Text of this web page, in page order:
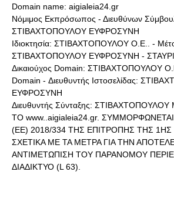
Domain name: aigialeia24.gr
Νόμιμος Εκπρόσωπος - Διευθύνων
ΣΤΙΒΑΧΤΟΠΟΥΛΟΥ ΕΥΦΡΟΣΥΝΗ
Ιδιοκτησία: ΣΤΙΒΑΧΤΟΠΟΥΛΟΥ Ο.Ε.. -
ΣΤΙΒΑΧΤΟΠΟΥΛΟΥ ΕΥΦΡΟΣΥΝΗ -
Δικαιούχος Domain: ΣΤΙΒΑΧΤΟΠΟΥΛΟΥ
Domain - Διευθυντής Ιστοσελίδας:
ΕΥΦΡΟΣΥΝΗ
Διευθυντής Σύνταξης: ΣΤΙΒΑΧΤΟΠΟΥΛΟΥ
ΤΟ www..aigialeia24.gr.
(ΕΕ) 2018/334 ΤΗΣ ΕΠΙΤΡΟΠΗΣ ΤΗΣ 1ΗΣ
ΣΧΕΤΙΚΑ ΜΕ ΤΑ ΜΕΤΡΑ ΓΙΑ ΤΗΝ
ΑΝΤΙΜΕΤΩΠΙΣΗ ΤΟΥ ΠΑΡΑΝΟΜΟΥ
ΔΙΑΔΙΚΤΥΟ (L 63).